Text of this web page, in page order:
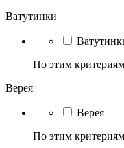
Ватутинки
По этим
Верея
Верея
По этим